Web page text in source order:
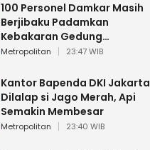
100 Personel Damkar Masih
Berjibaku Padamkan
Kebakaran Gedung
Bapenda DKI
Metropolitan 23:47 WIB
Kantor Bapenda DKI Jakarta
Dilalap si Jago Merah, Api
Semakin Membesar
Metropolitan 23:40 WIB